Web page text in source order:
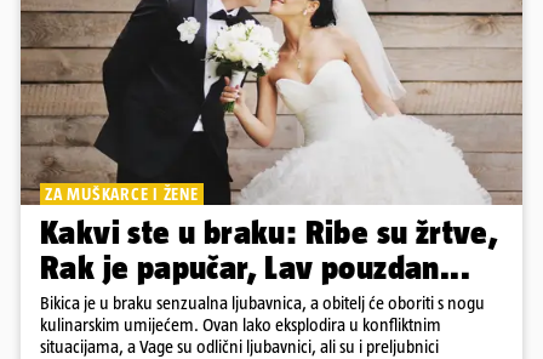
ZA MUŠKARCE I ŽENE
Kakvi ste u braku: Ribe su žrtve,
Rak je papučar, Lav pouzdan...
Bikica je u braku senzualna ljubavnica, a obitelj će oboriti s nogu
kulinarskim umijećem. Ovan lako eksplodira u konfliktnim
situacijama, a Vage su odlični ljubavnici, ali su i preljubnici